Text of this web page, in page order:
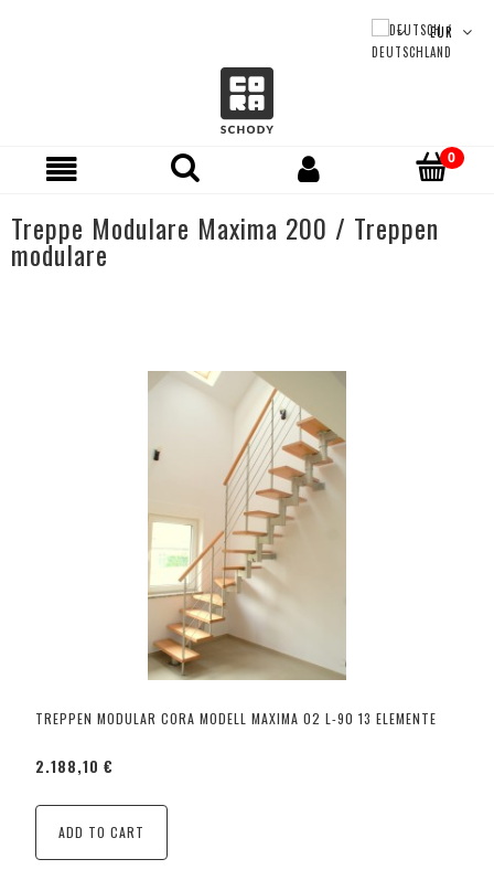
Treppe Modulare Maxima 200 / Treppen
modulare
TREPPEN MODULAR CORA MODELL MAXIMA 02 L-90 13 ELEMENTE
2.188,10 €
ADD TO CART